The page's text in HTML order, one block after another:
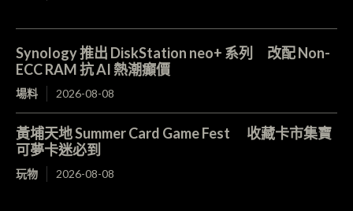
Synology 推出 DiskStation neo+ 系列 改配 Non-
ECC RAM 抗 AI 熱潮癲價
場料 2026-08-08
黃埔天地 Summer Card Game Fest 收藏卡市集寶
可夢卡迷必到
玩物 2026-08-08